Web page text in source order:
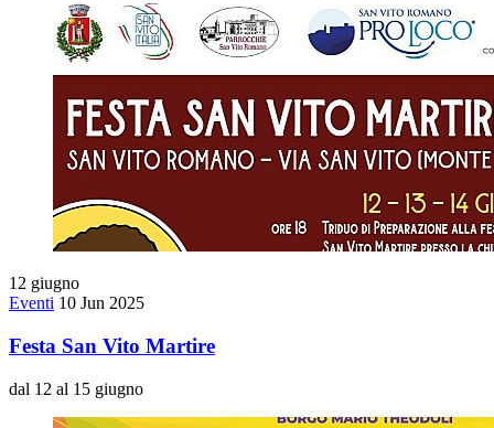
12 giugno
Eventi 10 Jun 2025
Festa San Vito Martire
dal 12 al 15 giugno